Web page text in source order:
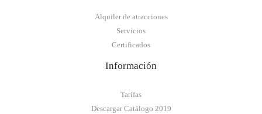
Alquiler de atracciones
Servicios
Certificados
Información
Tarifas
Descargar Catálogo 2019